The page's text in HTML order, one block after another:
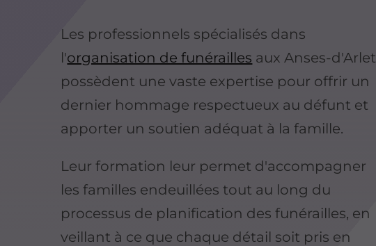
Les professionnels spécialisés dans
l'organisation de funérailles aux Anses-d'Arlet
possèdent une vaste expertise pour offrir un
dernier hommage respectueux au défunt et
apporter un soutien adéquat à la famille.
Leur formation leur permet d'accompagner
les familles endeuillées tout au long du
processus de planification des funérailles, en
veillant à ce que chaque détail soit pris en